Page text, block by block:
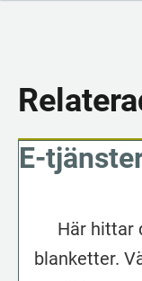
E-
Här hittar
blanketter.